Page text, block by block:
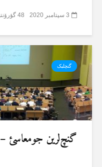
3 سپتامبر 2020 48 گؤرۆنتۆلنمە
گنچلیک
گنچ‌لرین جومعاسئ – 39